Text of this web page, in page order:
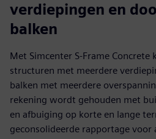
verdiepingen en
balken
Met Simcenter S-Frame Concrete
structuren met meerdere
balken met meerdere
rekening wordt gehouden met
en afbuiging op korte en lange
geconsolideerde rapportage voor